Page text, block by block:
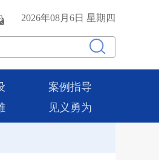
2026年08月6日 星期四
案例指导
见义勇为